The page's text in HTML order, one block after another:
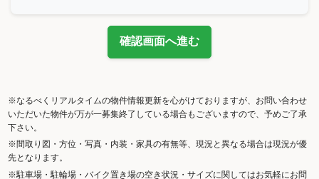
確認画面へ進む
※なるべくリアルタイムの物件情報更新を心がけておりますが、お問い合わせ
いただいた物件が万が一募集終了している場合もございますので、予めご了承
下さい。
※間取り図・方位・写真・内装・家具の有無等、現況と異なる場合は現況が優
先となります。
※駐車場・駐輪場・バイク置き場の空き状況・サイズに関してはお気軽にお問